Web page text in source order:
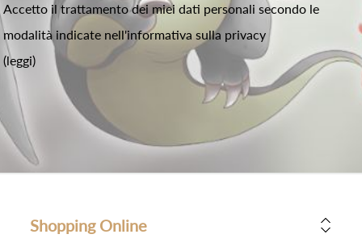
Accetto il trattamento dei miei dati personali secondo le
modalità indicate nell'informativa sulla privacy
(leggi)
Shopping Online